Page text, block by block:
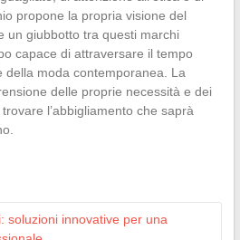
propone la propria visione del
un giubbotto tra questi marchi
capace di attraversare il tempo
della moda contemporanea. La
delle proprie necessità e dei
l’abbigliamento che saprà
soluzioni innovative per una